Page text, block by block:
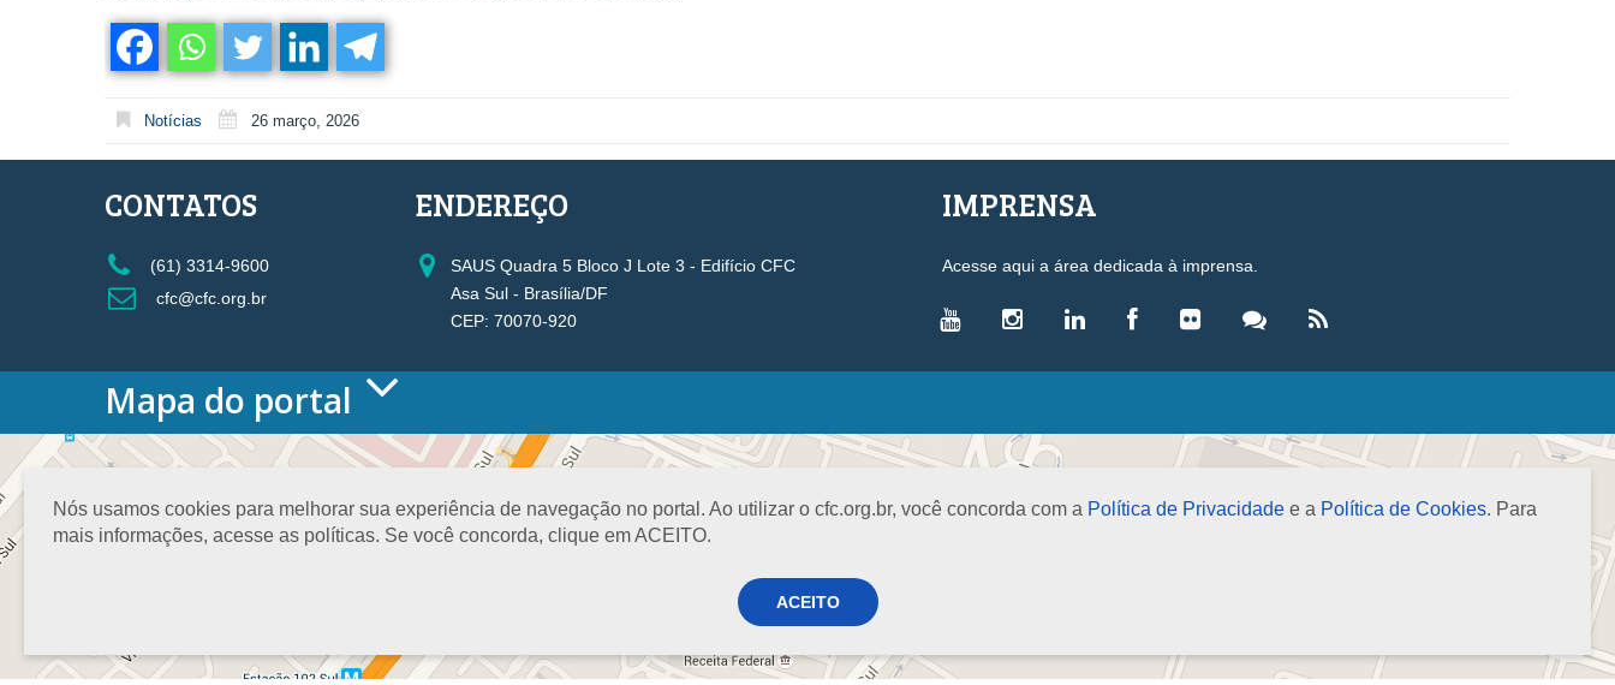
Notícias 26 março, 2026
Nós usamos cookies para melhorar sua experiência de navegação no portal. Ao utilizar o cfc.org.br, você concorda com a Política de Privacidade e a Política de Cookies. Para
mais informações, acesse as políticas. Se você concorda, clique em ACEITO.
ACEITO
CONTATOS
(61) 3314-9600
cfc@cfc.org.br
ENDEREÇO
SAUS Quadra 5 Bloco J Lote 3 - Edifício CFC
Asa Sul - Brasília/DF
CEP: 70070-920
IMPRENSA
Acesse aqui a área dedicada à imprensa.
Mapa do portal
HOME
O CONSELHO
Conselho Diretor
Nossa Sede
Planejamento
PRESIDÊNCIA
VICE-PRESIDÊNCIAS
Administrativa
Controle Interno
Desenvolvimento Profissional
Fiscalização, Ética e Disciplina
PROJETOS E PROGRAMAS
LEGISLAÇÃO
Leis
Decretos-Lei
Agência de Notícias